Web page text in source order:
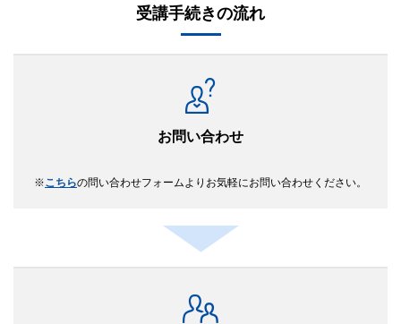
受講手続きの流れ
お問い合わせ
こちらの問い合わせフォームよりお気軽にお問い合わせください。